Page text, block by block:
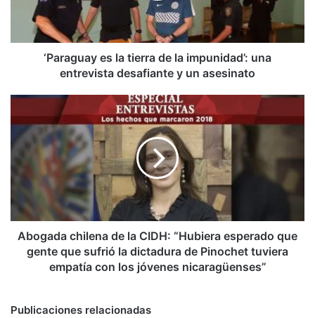
impunidad’:
entrevista
desafiante
asesinato
‘Paraguay es la tierra de la impunidad’: una
entrevista desafiante y un asesinato
Abogada
chilena
la
CIDH:
“Hubiera
esperado
que
gente
que
sufrió
Pinochet
Abogada chilena de la CIDH: “Hubiera esperado que
gente que sufrió la dictadura de Pinochet tuviera
empatía con los jóvenes nicaragüenses”
Publicaciones relacionadas